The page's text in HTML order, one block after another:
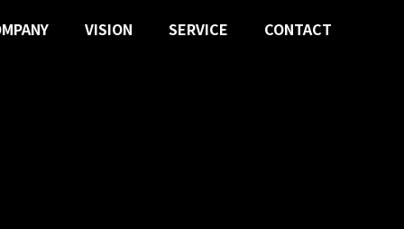
VISION SERVICE CONTACT